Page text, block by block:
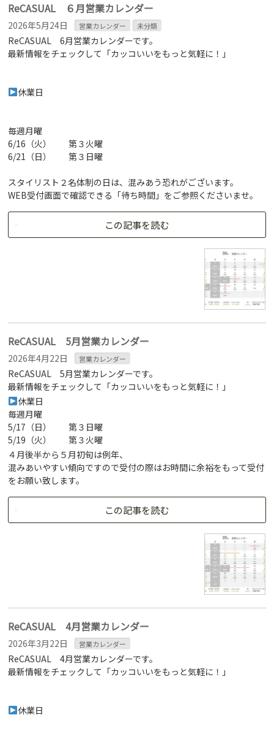
ReCASUAL ６月営業カレンダー
2026年5月24日 営業カレンダー 未分類
ReCASUAL 6月営業カレンダーです。
最新情報をチェックして「カッコいいをもっと気軽に！」
休業日
毎週月曜
6/16（火） 第３火曜
6/21（日） 第３日曜
スタイリスト２名体制の日は、混みあう恐れがございます。
WEB受付画面で確認できる「待ち時間」をご参照くださいませ。
この記事を読む
ReCASUAL 5月営業カレンダー
2026年4月22日 営業カレンダー
ReCASUAL 5月営業カレンダーです。
最新情報をチェックして「カッコいいをもっと気軽に！」
休業日
毎週月曜
5/17（日） 第３日曜
5/19（火） 第３火曜
４月後半から５月初旬は例年、
混みあいやすい傾向ですので受付の際はお時間に余裕をもって受付
をお願い致します。
この記事を読む
ReCASUAL 4月営業カレンダー
2026年3月22日 営業カレンダー
ReCASUAL 4月営業カレンダーです。
最新情報をチェックして「カッコいいをもっと気軽に！」
休業日